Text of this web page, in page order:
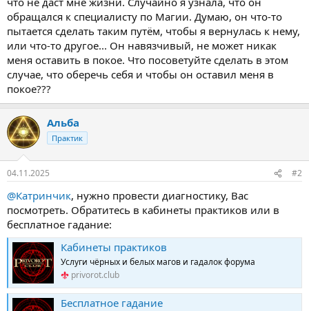
обращался к специалисту по Магии. Думаю, он что-то
пытается сделать таким путём, чтобы я вернулась к нему,
или что-то другое... Он навязчивый, не может никак
меня оставить в покое. Что посоветуйте сделать в этом
случае, что оберечь себя и чтобы он оставил меня в
покое???
Альба
Практик
04.11.2025 #2
@Катринчик, нужно провести диагностику, Вас
посмотреть. Обратитесь в кабинеты практиков или в
бесплатное гадание:
Кабинеты практиков
Услуги чёрных и белых магов и гадалок форума
privorot.club
Бесплатное гадание